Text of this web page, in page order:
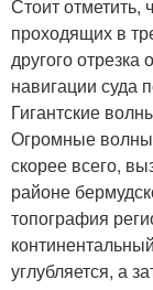
Стоит отметить,
проходящих в
другого
навигации суда
Гигантские
Огромные
скорее всего,
районе
топография
углубляется, а